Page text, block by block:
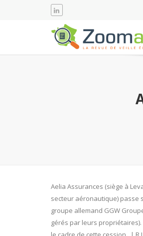
Aelia Assurances (siège à
secteur aéronautique) passe
groupe allemand GGW
gérés par leurs propriétaires).